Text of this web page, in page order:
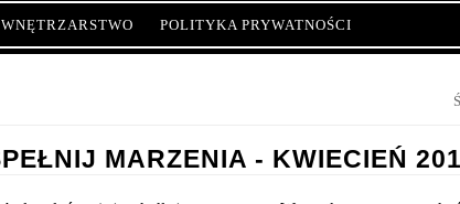
WNĘTRZARSTWO POLITYKA PRYWATNOŚCI
MARZENIA - KWIECIEŃ